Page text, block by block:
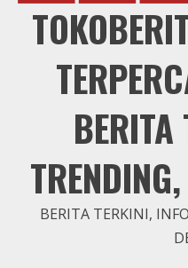
BERITA
BERITA TERKINI,